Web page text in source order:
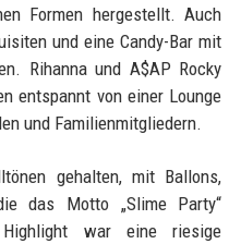
Formen hergestellt. Auch
und eine Candy-Bar mit
Rihanna und A$AP Rocky
entspannt von einer Lounge
und Familienmitgliedern.
gehalten, mit Ballons,
das Motto „Slime Party“
war eine riesige